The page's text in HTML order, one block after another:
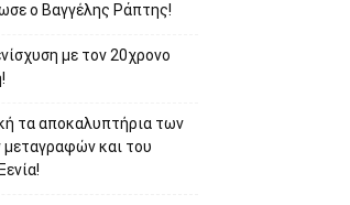
ο Βαγγέλης Ράπτης!
με τον 20χρονο
τα αποκαλυπτήρια των
και του